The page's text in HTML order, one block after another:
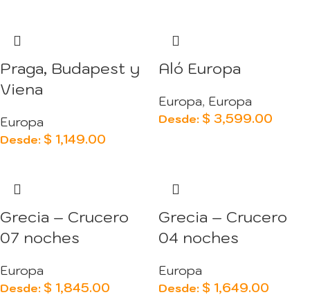
Praga, Budapest y
Viena
Europa
Desde: $ 1,149.00
Aló Europa
Europa, Europa
Desde: $ 3,599.00
Grecia – Crucero
07 noches
Europa
Desde: $ 1,845.00
Grecia – Crucero
04 noches
Europa
Desde: $ 1,649.00